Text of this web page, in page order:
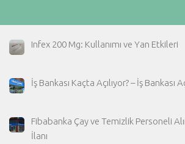
Infex 200 Mg: Kullanımı ve Yan Etkileri
İş Bankası Kaçta Açılıyor? – İş Bankası
Fibabanka Çay ve Temizlik Personeli
İlanı